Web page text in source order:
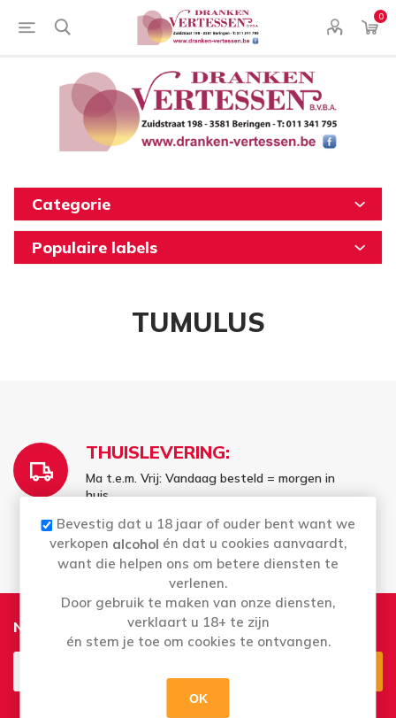
0
Categorie
Populaire labels
TUMULUS
THUISLEVERING:
Ma t.e.m. Vrij: Vandaag besteld = morgen in
huis
maandag geleverd
Nieuwsbrief
Opzeggen
Bevestig dat u 18 jaar of ouder bent want we
verkopen alcohol én dat u cookies aanvaardt,
want die helpen ons om betere diensten te
verlenen.
Door gebruik te maken van onze diensten,
verklaart u 18+ te zijn
én stem je toe om cookies te ontvangen.
OK